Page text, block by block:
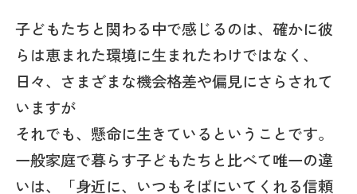
子どもたちと関わる中で感じるのは、確かに彼
らは恵まれた環境に生まれたわけではなく、
日々、さまざまな機会格差や偏見にさらされて
いますが
それでも、懸命に生きているということです。
一般家庭で暮らす子どもたちと比べて唯一の違
いは、「身近に、いつもそばにいてくれる信頼